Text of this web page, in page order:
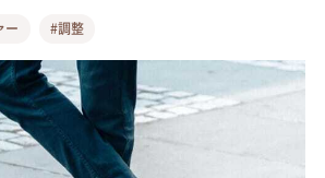
ー #調整